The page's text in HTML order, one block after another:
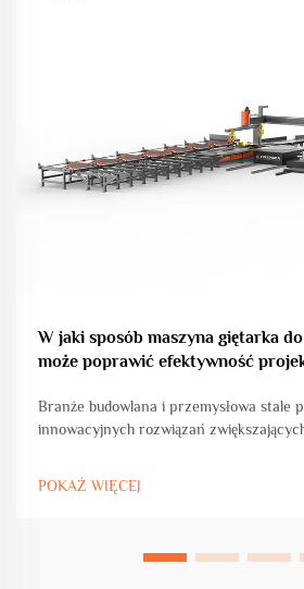
W jaki sposób maszyna giętarka
może poprawić efektywność
Branże budowlana i przemysłowa stale
innowacyjnych rozwiązań
Maszyna do gięcia w kształcie koła i
postęp w obróbce metali...
POKAŻ WIĘCEJ